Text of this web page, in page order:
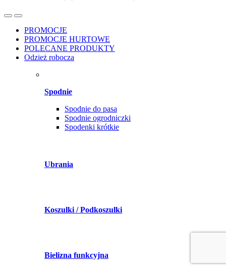
PROMOCJE
PROMOCJE HURTOWE
POLECANE PRODUKTY
Odzież robocza
Spodnie
Spodnie do pasa
Spodnie ogrodniczki
Spodenki krótkie
Ubrania
Koszulki / Podkoszulki
Bielizna funkcyjna